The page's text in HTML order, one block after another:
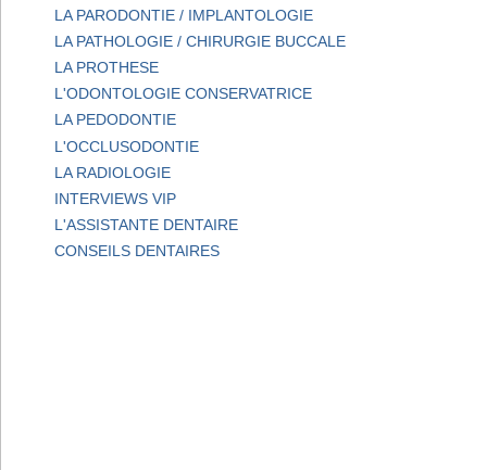
LA PARODONTIE / IMPLANTOLOGIE
LA PATHOLOGIE / CHIRURGIE BUCCALE
LA PROTHESE
L'ODONTOLOGIE CONSERVATRICE
LA PEDODONTIE
L'OCCLUSODONTIE
LA RADIOLOGIE
INTERVIEWS VIP
L'ASSISTANTE DENTAIRE
CONSEILS DENTAIRES